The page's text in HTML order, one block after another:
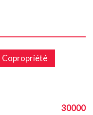
Copropriété
30000